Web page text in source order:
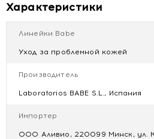
Ключевые преимущества
Глубокое восстановление
Питание и увлажнение без
Защита и укрепление
пор
Полностью
Характеристики
Линейки Babe
Уход за проблемной кожей
Производитель
Laboratorios BABE S.L., Испания
Импортер
ООО Аливио, 220099 Минск, ул.